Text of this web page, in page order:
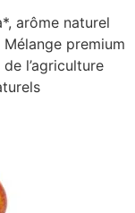
arôme naturel
premium
l’agriculture